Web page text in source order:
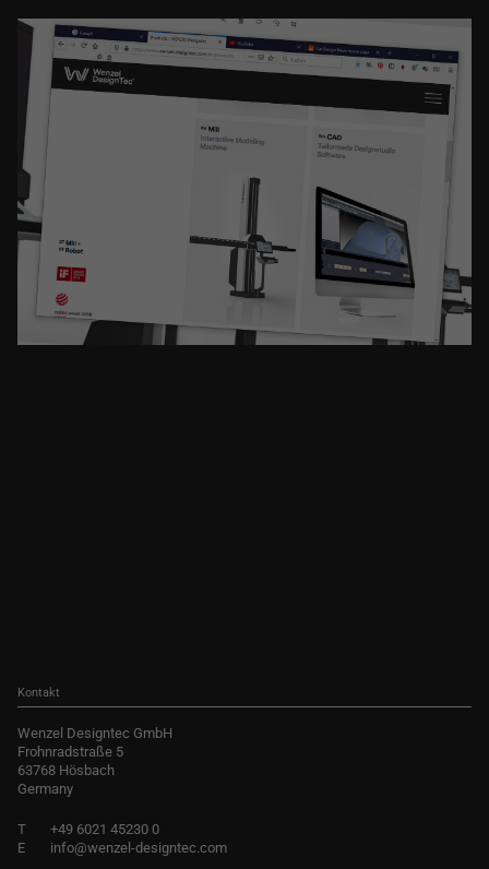
Kontakt
Wenzel Designtec GmbH
Frohnradstraße 5
63768 Hösbach
Germany
T
+49 6021 45230 0
E
info@wenzel-designtec.com